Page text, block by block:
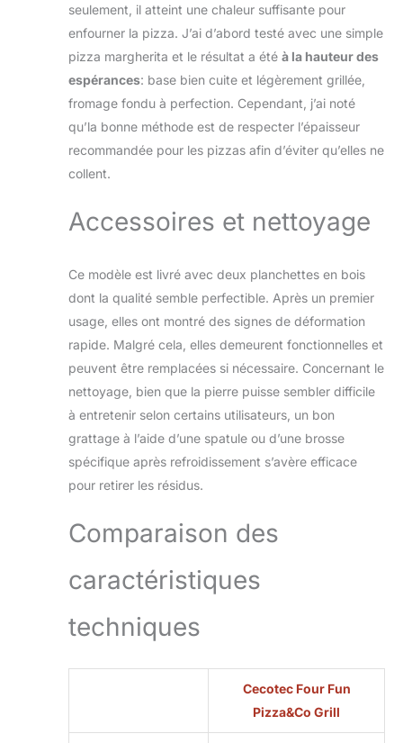
anti-adhésives
RockStone.
seulement, il atteint une chaleur suffisante pour
enfourner la pizza. J’ai d’abord testé avec une simple
pizza margherita et le résultat a été à la hauteur des
espérances: base bien cuite et légèrement grillée,
fromage fondu à perfection. Cependant, j’ai noté
qu’la bonne méthode est de respecter l’épaisseur
recommandée pour les pizzas afin d’éviter qu’elles ne
collent.
Accessoires et nettoyage
Ce modèle est livré avec deux planchettes en bois
dont la qualité semble perfectible. Après un premier
usage, elles ont montré des signes de déformation
rapide. Malgré cela, elles demeurent fonctionnelles et
peuvent être remplacées si nécessaire. Concernant le
nettoyage, bien que la pierre puisse sembler difficile
à entretenir selon certains utilisateurs, un bon
grattage à l’aide d’une spatule ou d’une brosse
spécifique après refroidissement s’avère efficace
pour retirer les résidus.
Comparaison des
caractéristiques
techniques
Cecotec Four Fun
Pizza&Co Grill